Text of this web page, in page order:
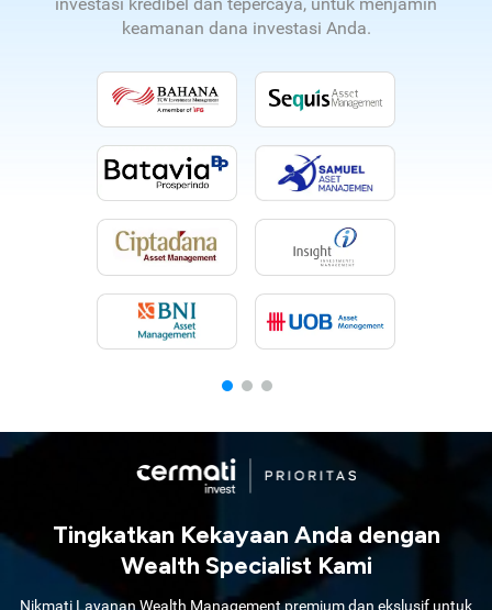
keamanan dana investasi Anda.
Tingkatkan Kekayaan Anda dengan
Wealth Specialist Kami
Nikmati Layanan Wealth Management premium dan ekslusif untuk